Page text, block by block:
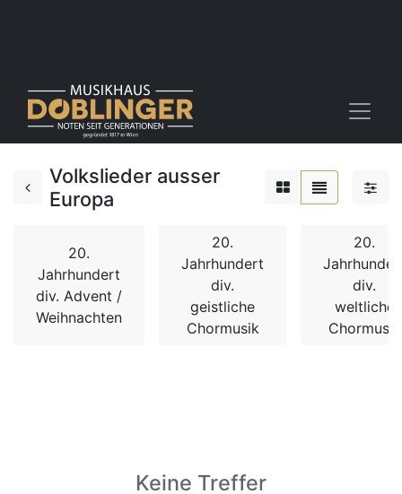
Volkslieder ausser
Europa
20.
Jahrhundert
div. Advent /
Weihnachten
20.
Jahrhundert
div.
geistliche
Chormusik
20.
div.
weltliche
Chormusik
Keine Treffer